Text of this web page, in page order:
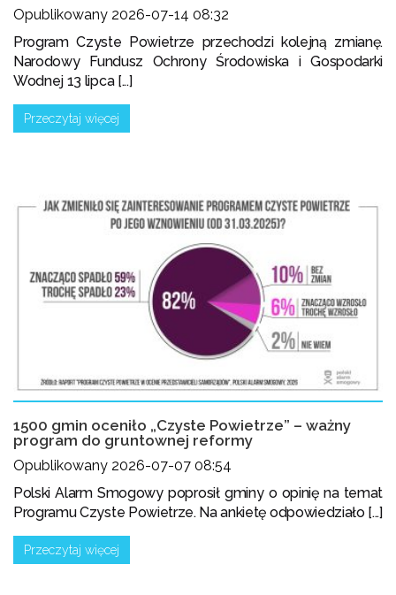
Opublikowany 2026-07-14 08:32
Program Czyste Powietrze przechodzi kolejną zmianę.
Narodowy Fundusz Ochrony Środowiska i Gospodarki
Wodnej 13 lipca [...]
Przeczytaj więcej
1500 gmin oceniło „Czyste Powietrze” – ważny
program do gruntownej reformy
Opublikowany 2026-07-07 08:54
Polski Alarm Smogowy poprosił gminy o opinię na temat
Programu Czyste Powietrze. Na ankietę odpowiedziało [...]
Przeczytaj więcej